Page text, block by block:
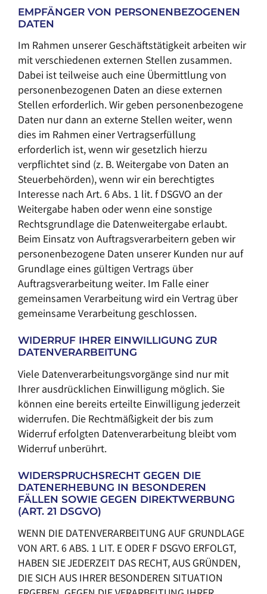
EMPFÄNGER VON PERSONENBEZOGENEN
DATEN
Im Rahmen unserer Geschäftstätigkeit arbeiten wir
mit verschiedenen externen Stellen zusammen.
Dabei ist teilweise auch eine Übermittlung von
personenbezogenen Daten an diese externen
Stellen erforderlich. Wir geben personenbezogene
Daten nur dann an externe Stellen weiter, wenn
dies im Rahmen einer Vertragserfüllung
erforderlich ist, wenn wir gesetzlich hierzu
verpflichtet sind (z. B. Weitergabe von Daten an
Steuerbehörden), wenn wir ein berechtigtes
Interesse nach Art. 6 Abs. 1 lit. f DSGVO an der
Weitergabe haben oder wenn eine sonstige
Rechtsgrundlage die Datenweitergabe erlaubt.
Beim Einsatz von Auftragsverarbeitern geben wir
personenbezogene Daten unserer Kunden nur auf
Grundlage eines gültigen Vertrags über
Auftragsverarbeitung weiter. Im Falle einer
gemeinsamen Verarbeitung wird ein Vertrag über
gemeinsame Verarbeitung geschlossen.
WIDERRUF IHRER EINWILLIGUNG ZUR
DATENVERARBEITUNG
Viele Datenverarbeitungsvorgänge sind nur mit
Ihrer ausdrücklichen Einwilligung möglich. Sie
können eine bereits erteilte Einwilligung jederzeit
widerrufen. Die Rechtmäßigkeit der bis zum
Widerruf erfolgten Datenverarbeitung bleibt vom
Widerruf unberührt.
WIDERSPRUCHSRECHT GEGEN DIE
DATENERHEBUNG IN BESONDEREN
FÄLLEN SOWIE GEGEN DIREKTWERBUNG
(ART. 21 DSGVO)
WENN DIE DATENVERARBEITUNG AUF GRUNDLAGE
VON ART. 6 ABS. 1 LIT. E ODER F DSGVO ERFOLGT,
HABEN SIE JEDERZEIT DAS RECHT, AUS GRÜNDEN,
DIE SICH AUS IHRER BESONDEREN SITUATION